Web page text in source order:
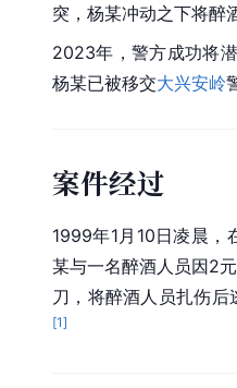
突，杨某冲动之下将醉
2023年，警方成功将
杨某已被移交大兴安岭
案件经过
1999年1月10日凌晨，
某与一名醉酒人员因2
刀，将醉酒人员扎伤
[1]